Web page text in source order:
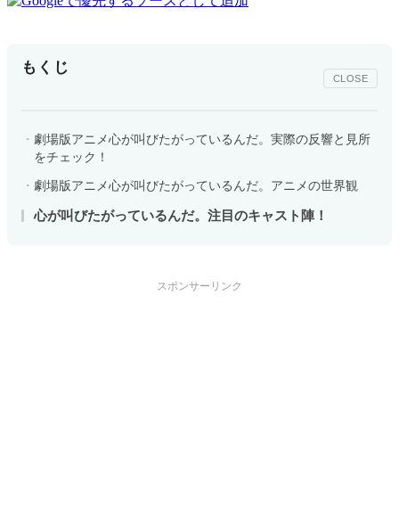
もくじ
CLOSE
劇場版アニメ心が叫びたがっているんだ。実際の反響と見所
をチェック！
劇場版アニメ心が叫びたがっているんだ。アニメの世界観
心が叫びたがっているんだ。注目のキャスト陣！
スポンサーリンク